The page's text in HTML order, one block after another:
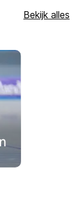
Bekijk alles